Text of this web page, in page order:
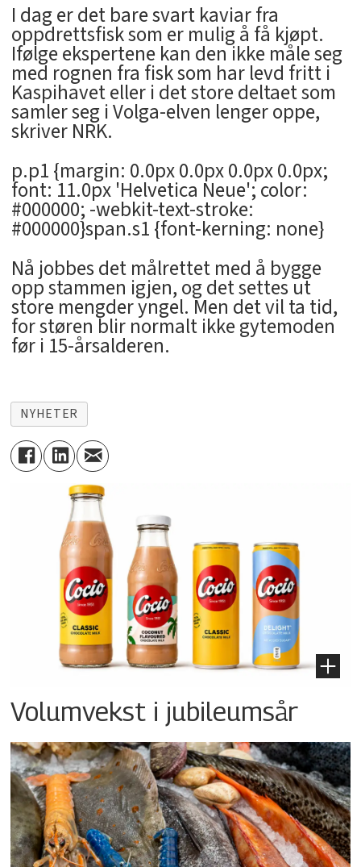
I dag er det bare svart kaviar fra
oppdrettsfisk som er mulig å få kjøpt.
Ifølge ekspertene kan den ikke måle seg
med rognen fra fisk som har levd fritt i
Kaspihavet eller i det store deltaet som
samler seg i Volga-elven lenger oppe,
skriver NRK.
p.p1 {margin: 0.0px 0.0px 0.0px 0.0px;
font: 11.0px 'Helvetica Neue'; color:
#000000; -webkit-text-stroke:
#000000}span.s1 {font-kerning: none}
Nå jobbes det målrettet med å bygge
opp stammen igjen, og det settes ut
store mengder yngel. Men det vil ta tid,
for støren blir normalt ikke gytemoden
før i 15-årsalderen.
NYHETER
Volumvekst i jubileumsår